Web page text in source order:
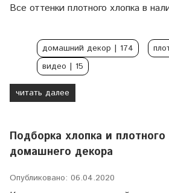
Все оттенки плотного хлопка в
домашний декор | 174
видео | 15
читать далее
Подборка хлопка и
домашнего декора
Опубликовано: 06.04.2020